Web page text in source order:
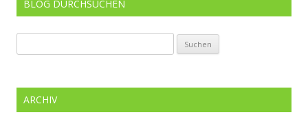
BLOG DURCHSUCHEN
nach:
ARCHIV